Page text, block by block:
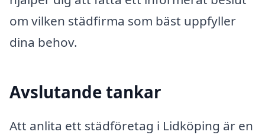
om vilken städfirma som bäst uppfyller
dina behov.
Avslutande tankar
Att anlita ett städföretag i Lidköping är en